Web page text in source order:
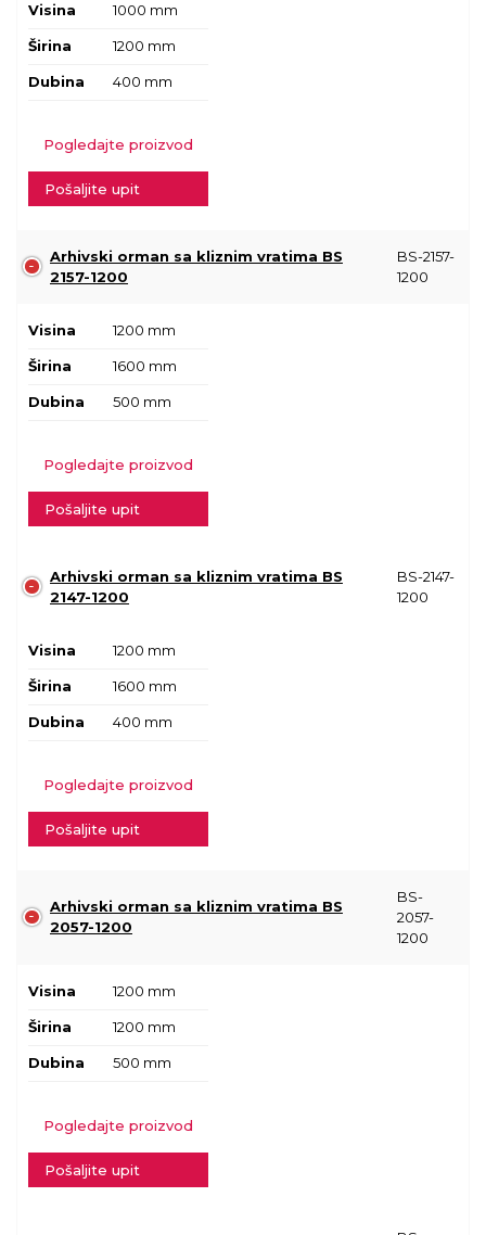
Visina 1000 mm
Širina 1200 mm
Dubina 400 mm
Pogledajte proizvod
Pošaljite upit
Arhivski orman sa kliznim vratima BS
2157-1200
BS-2157-
1200
Visina 1200 mm
Širina 1600 mm
Dubina 500 mm
Pogledajte proizvod
Pošaljite upit
Arhivski orman sa kliznim vratima BS
2147-1200
BS-2147-
1200
Visina 1200 mm
Širina 1600 mm
Dubina 400 mm
Pogledajte proizvod
Pošaljite upit
Arhivski orman sa kliznim vratima BS
2057-1200
BS-
2057-
1200
Visina 1200 mm
Širina 1200 mm
Dubina 500 mm
Pogledajte proizvod
Pošaljite upit